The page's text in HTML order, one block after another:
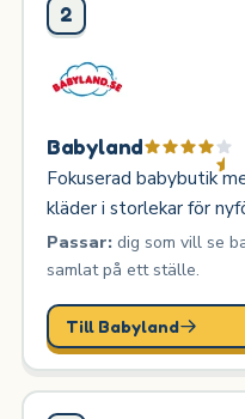
2
Babyland
Fokuserad babybutik
kläder i storlekar för
Passar:dig som vill se
samlat på ett ställe.
Till Babyland